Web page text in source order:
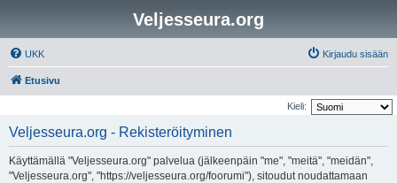
Veljesseura.org
UKK Kirjaudu sisään
Etusivu
Kieli:
Veljesseura.org - Rekisteröityminen
Käyttämällä "Veljesseura.org" palvelua (jälkeenpäin "me", "meitä", "meidän",
"Veljesseura.org", "https://veljesseura.org/foorumi"), sitoudut noudattamaan